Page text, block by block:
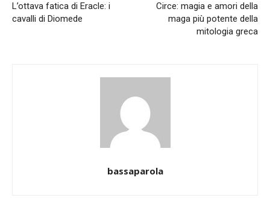
L’ottava fatica di Eracle: i
cavalli di Diomede
Circe: magia e amori della
maga più potente della
mitologia greca
bassaparola